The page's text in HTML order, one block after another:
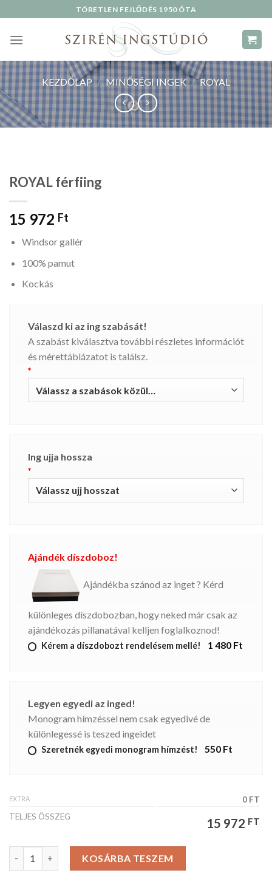
to
content
TÖRETLEN FEJLŐDÉS 1950 ÓTA
KEZDŐLAP / MINŐSÉGI INGEK / ROYAL
ROYAL férfiing
15 972 Ft
Windsor gallér
100% pamut
Kockás
Válaszd ki az ing szabását!
A szabást kiválasztva további részletes információt
és mérettáblázatot is találsz.
*
Ing ujja hossza
*
Ajándék díszdoboz!
Ajándékba szánod az inget ? Kérd
különleges díszdobozban, hogy neked már csak az
ajándékozás pillanatával kelljen foglalkoznod!
Kérem a díszdobozt rendelésem mellé! 1 480 Ft
Legyen egyedi az inged!
Monogram hímzéssel nem csak egyedivé de
különlegessé is teszed ingeidet
Szeretnék egyedi monogram hímzést! 550 Ft
EXTRA
0 FT
TELJES ÖSSZEG
15 972 FT
ROYAL férfiing mennyiségKOSÁRBA TESZEM